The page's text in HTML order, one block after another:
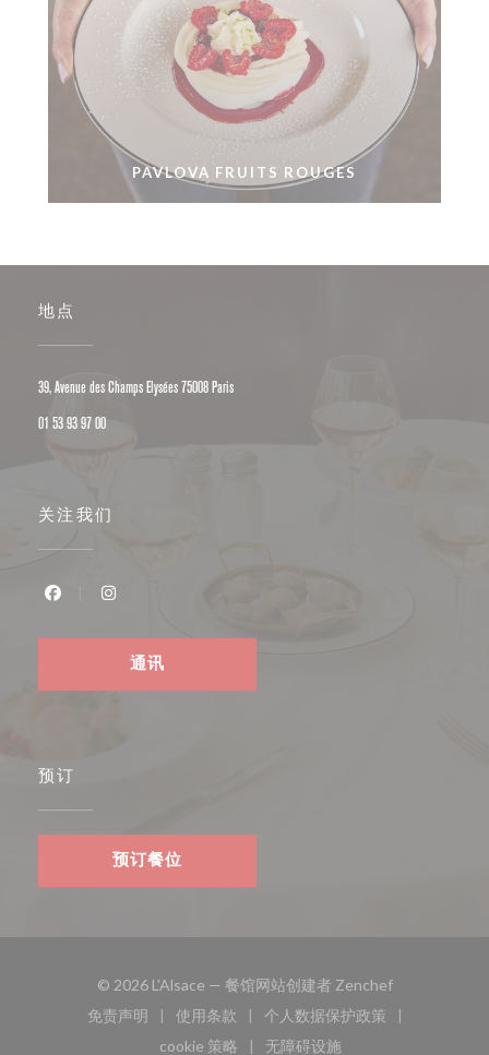
PAVLOVA FRUITS ROUGES
地点
39, Avenue des Champs Elysées 75008 Paris((在新窗口中打开))
01 53 93 97 00
关注我们
通讯
预订
预订餐位
© 2026 L'Alsace — 餐馆网站创建者 Zenchef((在新窗口中
免责声明
((在新窗口中打开))
使用条款
((在新窗口中打开))
个人数据保护政策
((在新窗口中打开))
cookie 策略
无障碍设施